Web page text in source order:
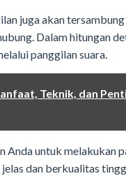
juga akan
Dalam hitungan
panggilan suara.
Teknik, dan
Anda untuk melakukan
dan berkualitas